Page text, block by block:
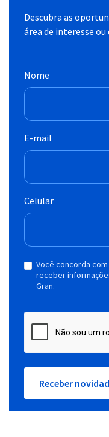
Descubra as
área de interesse
Nome
E-mail
Celular
Você concorda
receber
Gran.
Receber